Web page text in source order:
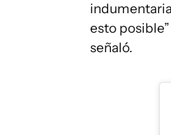
esto
señaló.